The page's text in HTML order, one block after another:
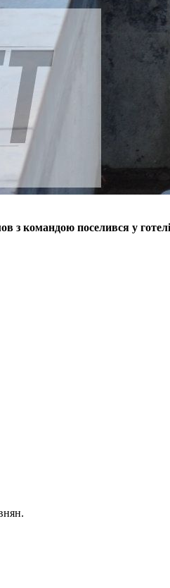
з командою поселився у